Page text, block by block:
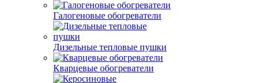
Галогеновые обогреватели
Дизельные тепловые пушки
Кварцевые обогреватели